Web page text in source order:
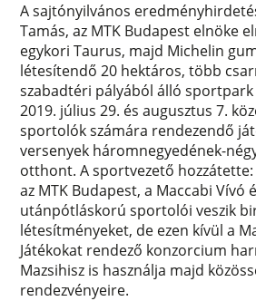
A sajtónyilvános
Tamás, az MTK Budapest elnöke
egykori Taurus, majd Michelin
létesítendő 20 hektáros, több
szabadtéri pályából álló sportpark
2019. július 29. és augusztus 7.
sportolók számára rendezendő
versenyek háromnegyedének-
otthont. A sportvezető
az MTK Budapest, a Maccabi Vívó
utánpótláskorú sportolói veszik
létesítményeket, de ezen kívül a
Játékokat rendező konzorcium
Mazsihisz is használja majd
rendezvényeire.